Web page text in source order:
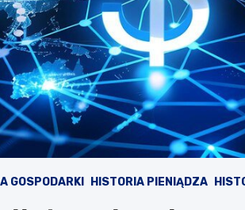
GOSPODARKI HISTORIA PIENIĄDZA